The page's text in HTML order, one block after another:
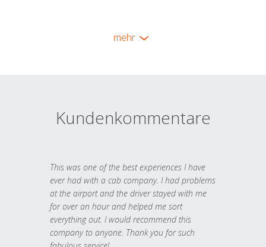
mehr
Kundenkommentare
This was one of the best experiences I have
ever had with a cab company. I had problems
at the airport and the driver stayed with me
for over an hour and helped me sort
everything out. I would recommend this
company to anyone. Thank you for such